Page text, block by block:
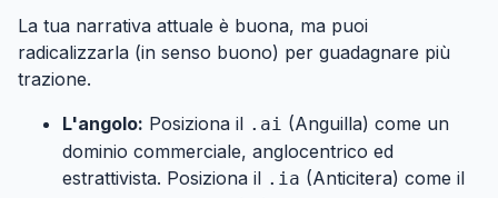
La tua narrativa attuale è buona, ma puoi
radicalizzarla (in senso buono) per guadagnare più
trazione.
L'angolo: Posiziona il .ai (Anguilla) come un
dominio commerciale, anglocentrico ed
estrattivista. Posiziona il .ia (Anticitera) come il